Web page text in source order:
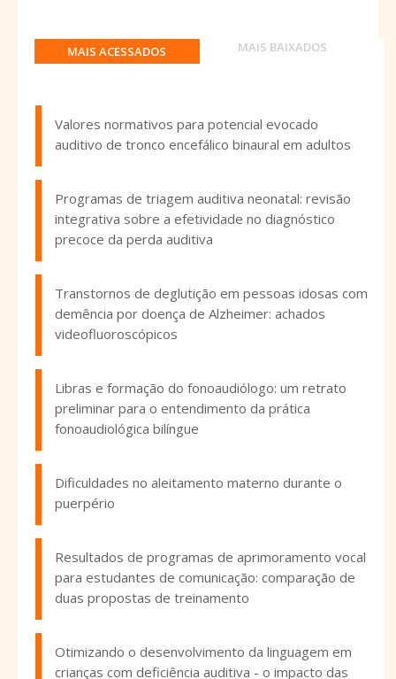
MAIS ACESSADOS MAIS BAIXADOS
Valores normativos para potencial evocado
auditivo de tronco encefálico binaural em adultos
Programas de triagem auditiva neonatal: revisão
integrativa sobre a efetividade no diagnóstico
precoce da perda auditiva
Transtornos de deglutição em pessoas idosas com
demência por doença de Alzheimer: achados
videofluoroscópicos
Libras e formação do fonoaudiólogo: um retrato
preliminar para o entendimento da prática
fonoaudiológica bilíngue
Dificuldades no aleitamento materno durante o
puerpério
Resultados de programas de aprimoramento vocal
para estudantes de comunicação: comparação de
duas propostas de treinamento
Otimizando o desenvolvimento da linguagem em
crianças com deficiência auditiva - o impacto das